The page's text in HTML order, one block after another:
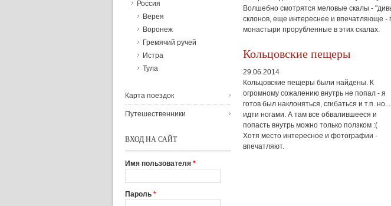
Волшебно смотрятся меловые скалы -
склонов, еще интереснее и впечатляюще -
монастыри прорубленные в этих скалах.
Кольцовские пещеры
29.06.2014
Кольцовские пещеры были найдены. К
огромному сожалению внутрь не попал - я
готов был наклоняться, сгибаться и т.п. но...
идти ногами. А там все обвалившееся и
попасть внутрь можно только ползком :(
Хотя место интересное и фотографии -
впечатляют.
Россия
Верея
Воронеж
Гремячий ручей
Истра
Тула
Карта поездок
Путешественники
ВХОД НА САЙТ
Имя пользователя *
Пароль *